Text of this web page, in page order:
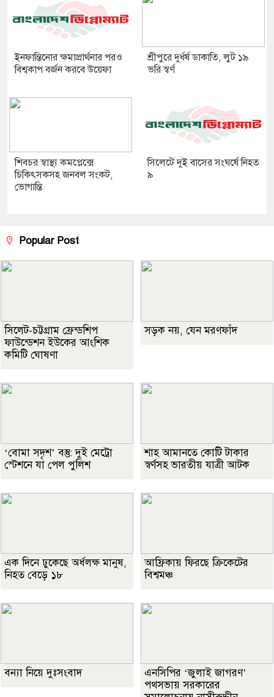
ইনফান্তিনোর ক্ষমাপ্রার্থনার পরও
বিশ্বকাপ বর্জন করবে উয়েফা
শ্রীপুরে দুর্ধর্ষ ডাকাতি, লুট ১৯
ভরি স্বর্ণ
শিবচর স্বাস্থ্য কমপ্লেক্সে
চিকিৎসকসহ জনবল সংকট,
ভোগান্তি
সিলেটে দুই বাসের সংঘর্ষে নিহত
৯
Popular Post
সিলেট-চট্টগ্রাম ফ্রেন্ডশিপ
ফাউন্ডেশন ইউকের আংশিক
কমিটি ঘোষণা
সড়ক নয়, যেন মরণফাঁদ
‘বোমা সদৃশ’ বস্তু: দুই মেট্রো
স্টেশনে যা পেল পুলিশ
শাহ আমানতে কোটি টাকার
স্বর্ণসহ ভারতীয় যাত্রী আটক
এক দিনে ঢুকেছে অর্ধলক্ষ মানুষ,
নিহত বেড়ে ১৮
আফ্রিকায় ফিরছে ক্রিকেটের
বিশ্বমঞ্চ
বন্যা নিয়ে দুঃসংবাদ
এনসিপির ‘জুলাই জাগরণ’
পথসভায় সরকারের